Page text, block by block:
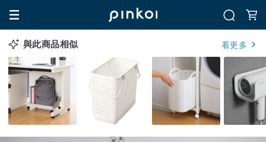
與此商品相似 看更多